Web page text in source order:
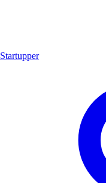
Startupper